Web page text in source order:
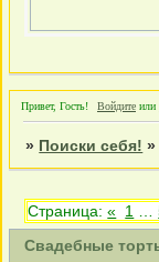
Привет, Гость! Войдите или
» Поиски себя!
Свадебные
Страница:« 1